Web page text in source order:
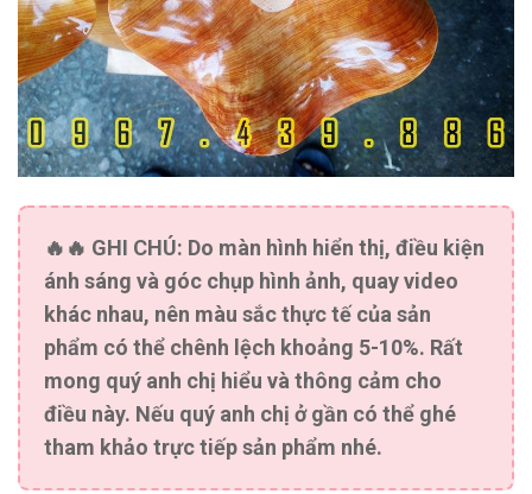
🔥🔥 GHI CHÚ: Do màn hình hiển thị, điều kiện
ánh sáng và góc chụp hình ảnh, quay video
khác nhau, nên màu sắc thực tế của sản
phẩm có thể chênh lệch khoảng 5-10%. Rất
mong quý anh chị hiểu và thông cảm cho
điều này. Nếu quý anh chị ở gần có thể ghé
tham khảo trực tiếp sản phẩm nhé.